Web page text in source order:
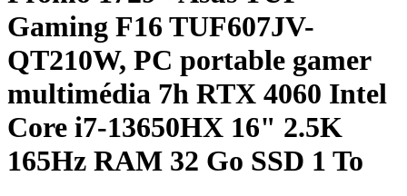
Gaming F16 TUF607JV-
QT210W, PC portable gamer
multimédia 7h RTX 4060 Intel
Core i7-13650HX 16" 2.5K
165Hz RAM 32 Go SSD 1 To